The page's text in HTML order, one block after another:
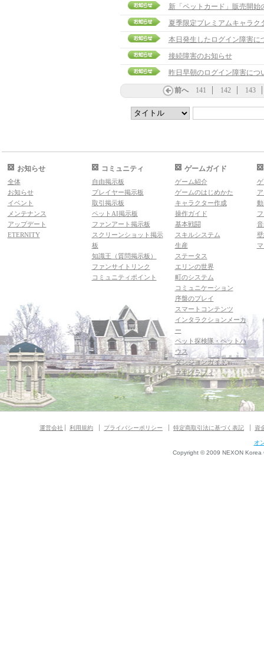
新「ペットカード」販売開始
夏季限定プレミアムキャラク
本日発生したログイン障害に
接続障害のお知らせ
昨日早朝のログイン障害につ
前へ 141 142 143
お知らせ
全体
お知らせ
イベント
メンテナンス
アップデート
ETERNITY
コミュニティ
自由掲示板
プレイヤー掲示板
取引掲示板
ペットAI掲示板
ファンアート掲示板
スクリーンショット掲示
板
知識王（質問掲示板）
ファンサイトリンク
コミュニティポイント
ゲームガイド
ゲーム紹介
ゲームのはじめかた
キャラクター作成
操作ガイド
基本戦闘
スキルシステム
生産
ステータス
エリンの世界
町のシステム
コミュニケーション
序盤のプレイ
スマートコンテンツ
インタラクションメーカ
ー
ペット探検隊・ペットハ
ウス
ダンジョンガイド
マギグラフィ
運営会社 利用規約 プライバシーポリシー 特定商取引法に基づく表記 資
オ
Copyright © 2009 NEXON Korea